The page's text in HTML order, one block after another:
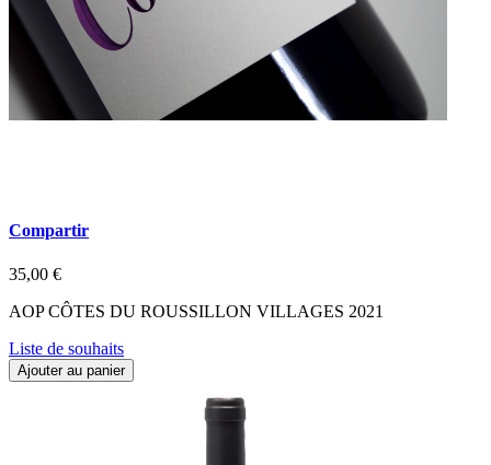
Compartir
35,00 €
AOP CÔTES DU ROUSSILLON VILLAGES 2021
Liste de souhaits
Ajouter au panier